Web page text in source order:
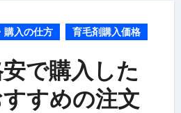
購入の仕方 育毛剤購入価格
で購入した
すめの注文